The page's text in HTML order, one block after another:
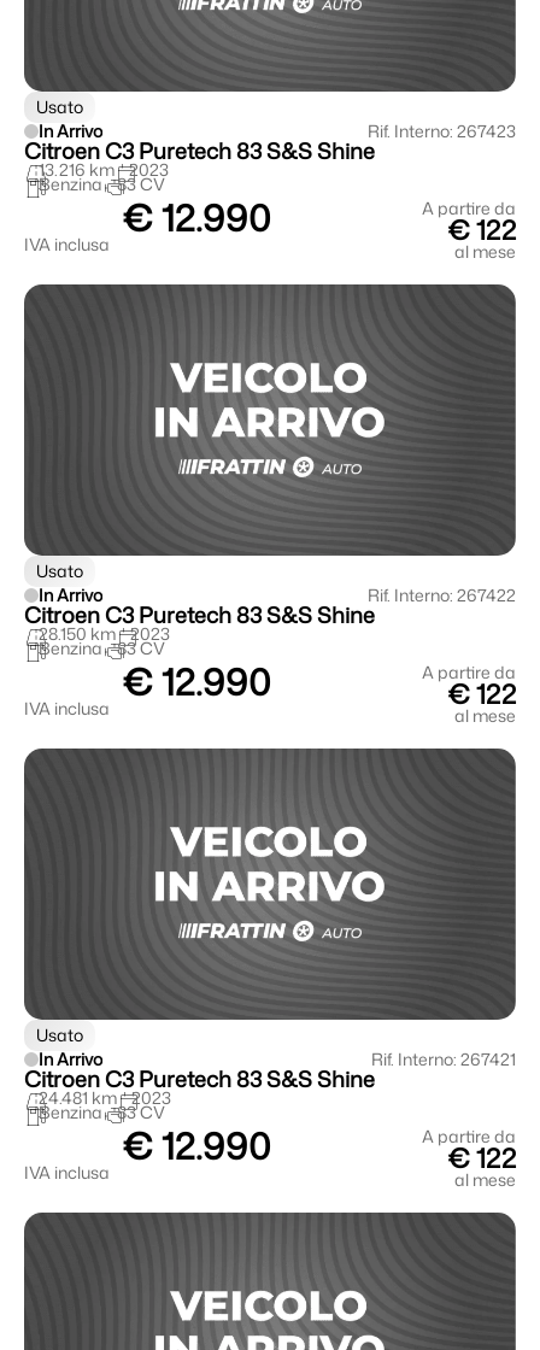
Usato
In Arrivo
Rif. Interno: 267423
Citroen C3 Puretech 83 S&S Shine
13.216 km 2023
Benzina 83 CV
€ 12.990
IVA inclusa
A partire da
€ 122
al mese
Usato
In Arrivo
Rif. Interno: 267422
Citroen C3 Puretech 83 S&S Shine
28.150 km 2023
Benzina 83 CV
€ 12.990
IVA inclusa
A partire da
€ 122
al mese
Usato
In Arrivo
Rif. Interno: 267421
Citroen C3 Puretech 83 S&S Shine
24.481 km 2023
Benzina 83 CV
€ 12.990
IVA inclusa
A partire da
€ 122
al mese